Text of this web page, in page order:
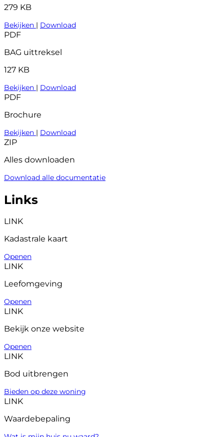
279 KB
Bekijken | Download
PDF
BAG uittreksel
127 KB
Bekijken | Download
PDF
Brochure
Bekijken | Download
ZIP
Alles downloaden
Download alle documentatie
Links
LINK
Kadastrale kaart
Openen
LINK
Leefomgeving
Openen
LINK
Bekijk onze website
Openen
LINK
Bod uitbrengen
Bieden op deze woning
LINK
Waardebepaling